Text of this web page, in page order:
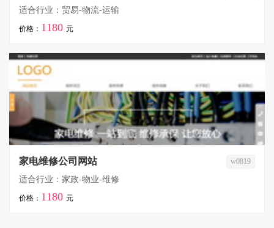
适合行业：贸易-物流-运输
价格： 1180 元
家电维修公司网站 w0819
适合行业：家政-物业-维修
价格： 1180 元